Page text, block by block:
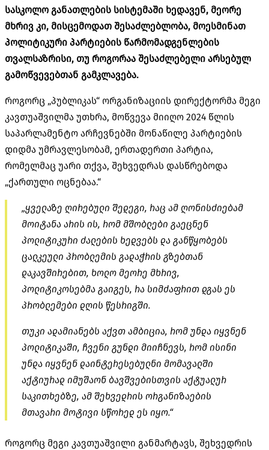
სასკოლო განათლების სისტემაში ხედავენ, მეორე
მხრივ კი, მისცემოდათ შესაძლებლობა, მოესმინათ
პოლიტიკური პარტიების წარმომადგენლების
თვალსაზრისი, თუ როგორაა შესაძლებელი არსებულ
გამოწვევებთან გამკლავება.
როგორც „პუბლიკას“ ორგანიზაციის დირექტორმა მეგი
კავთუაშვილმა უთხრა, მოწვევა მიიღო 2024 წლის
საპარლამენტო არჩევნებში მონაწილე პარტიების
დიდმა უმრავლესობამ, ერთადერთი პარტია,
რომელმაც უარი თქვა, შეხვედრას დასწრებოდა
„ქართული ოცნებაა.“
„ყველაზე ღირებული შედეგი, რაც ამ ღონისძიებამ
მოიტანა არის ის, რომ მშობლები გაეცნენ
პოლიტიკური ძალების ხედვებს და განწყობებს
ცალკეული პრობლემის გადაჭრის გზებთან
დაკავშირებით, ხოლო მეორე მხრივ,
პოლიტიკოსებმა გაიგეს, რა სიმძაფრით დგას ეს
პრობლემები დღის წესრიგში.
თუკი ადამიანებს აქვთ ამბიცია, რომ უნდა იყვნენ
პოლიტიკაში, ჩვენი გუნდი მიიჩნევს, რომ ისინი
უნდა იყვნენ დაინტერესებულნი მომავალში
აქტიურად იმუშაონ ბავშვებისთვის აქტუალურ
საკითხებზე, ამ შეხვედრის ორგანიზაების
მთავარი მოტივი სწორედ ეს იყო.“
როგორც მეგი კავთუაშვილი განმარტავს, შეხვედრის